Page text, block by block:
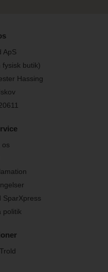
ApS
fysisk butik)
Hassing
os
SparXpress
politik